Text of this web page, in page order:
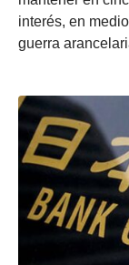
interés, en
guerra